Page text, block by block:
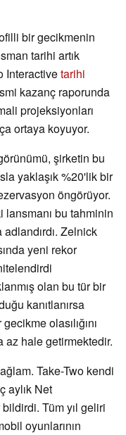
bir gecikmenin
tarihi artık
Interactivetarihi
kazanç raporunda
projeksiyonları
ortaya koyuyor.
şirketin bu
yaklaşık %20'lik bir
öngörüyor.
lansmanı bu tahminin
Zelnick
yeni rekor
olan bu tür bir
kanıtlanırsa
olasılığını
hale getirmektedir.
Take-Two kendi
aylık Net
Tüm yıl geliri
oyunlarının